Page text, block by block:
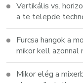
Vertikális vs.
a te telepde
Furcsa hangok a
mikor kell azonnal
Mikor elég a